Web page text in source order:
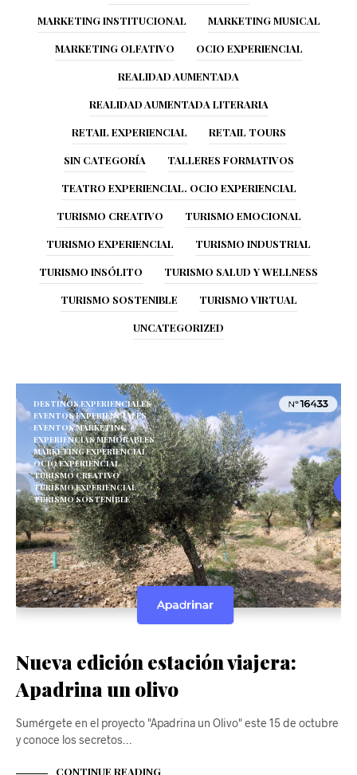
MARKETING INSTITUCIONAL MARKETING MUSICAL
MARKETING OLFATIVO OCIO EXPERIENCIAL
REALIDAD AUMENTADA
REALIDAD AUMENTADA LITERARIA
RETAIL EXPERIENCIAL RETAIL TOURS
SIN CATEGORÍA TALLERES FORMATIVOS
TEATRO EXPERIENCIAL. OCIO EXPERIENCIAL
TURISMO CREATIVO TURISMO EMOCIONAL
TURISMO EXPERIENCIAL TURISMO INDUSTRIAL
TURISMO INSÓLITO TURISMO SALUD Y WELLNESS
TURISMO SOSTENIBLE TURISMO VIRTUAL
UNCATEGORIZED
DESTINOS EXPERIENCIALES
EVENTOS EXPERIENCIALES
EVENTOS MARKETING
EXPERIENCIAS MEMORABLES
MARKETING EXPERIENCIAL
OCIO EXPERIENCIAL
TURISMO CREATIVO
TURISMO EXPERIENCIAL
TURISMO SOSTENIBLE
Nueva edición estación viajera:
Apadrina un olivo
Sumérgete en el proyecto "Apadrina un Olivo" este 15 de octubre
y conoce los secretos…
CONTINUE READING